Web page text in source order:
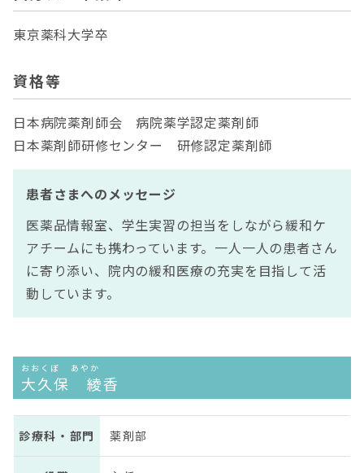
東京薬科大学卒
資格等
日本病院薬剤師会 病院薬学認定薬剤師
日本薬剤師研修センター 研修認定薬剤師
患者さまへのメッセージ
医薬品情報室、学生実習の担当をしながら緩和ケ
アチームにも携わっています。一人一人の患者さん
に寄り添い、院内の緩和医療の充実を目指して活
動しています。
おおくぼ あやか
大久保 綾香
診療科・部門 薬剤部